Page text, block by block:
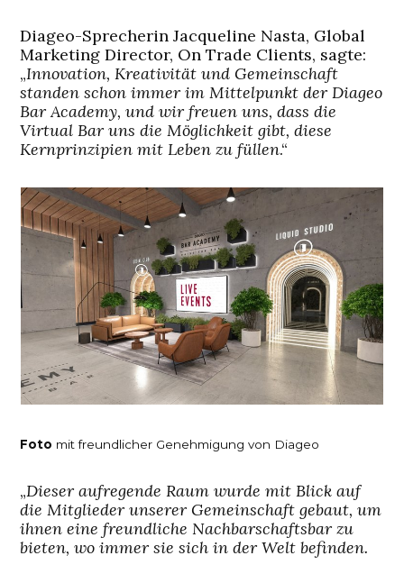
Diageo-Sprecherin Jacqueline Nasta, Global
Marketing Director, On Trade Clients, sagte:
„Innovation, Kreativität und Gemeinschaft
standen schon immer im Mittelpunkt der Diageo
Bar Academy, und wir freuen uns, dass die
Virtual Bar uns die Möglichkeit gibt, diese
Kernprinzipien mit Leben zu füllen.“
Foto mit freundlicher Genehmigung von Diageo
„Dieser aufregende Raum wurde mit Blick auf
die Mitglieder unserer Gemeinschaft gebaut, um
ihnen eine freundliche Nachbarschaftsbar zu
bieten, wo immer sie sich in der Welt befinden.